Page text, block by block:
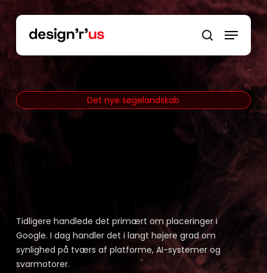
Skip
content
Det nye søgelandskab
SEO, GEO, AEO og
Tidligere handlede det primært om placeringer i
Google. I dag handler det i langt højere grad om
synlighed på tværs af platforme, AI-systemer og
svarmotorer.